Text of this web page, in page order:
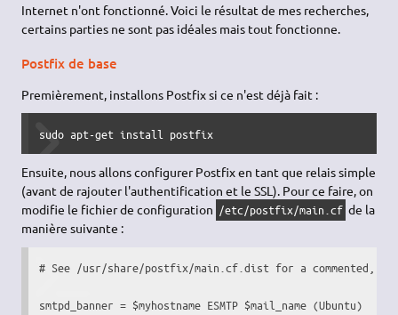
Internet n'ont fonctionné. Voici le résultat de mes recherches,
certains parties ne sont pas idéales mais tout fonctionne.
Postfix de base
Premièrement, installons Postfix si ce n'est déjà fait :
sudo apt-get install postfix
Ensuite, nous allons configurer Postfix en tant que relais simple
(avant de rajouter l'authentification et le SSL). Pour ce faire, on
modifie le fichier de configuration /etc/postfix/main.cf de la
manière suivante :
# See /usr/share/postfix/main.cf.dist for a commented,
smtpd_banner = $myhostname ESMTP $mail_name (Ubuntu)